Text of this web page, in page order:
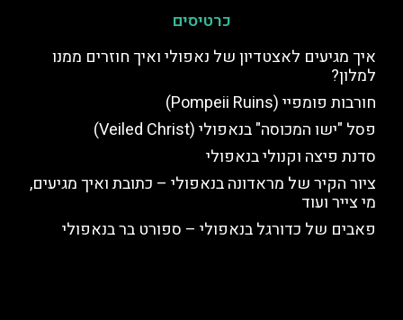
כרטיסים
איך מגיעים לאצטדיון של נאפולי ואיך חוזרים ממנו
למלון?
חורבות פומפיי (Pompeii Ruins)
פסל "ישו המכוסה" בנאפולי (Veiled Christ)
סדנת פיצה וקנולי בנאפולי
ציור הקיר של מראדונה בנאפולי – כתובת ואיך מגיעים,
מי צייר ועוד
פאבים של כדורגל בנאפולי – ספורט בר בנאפולי